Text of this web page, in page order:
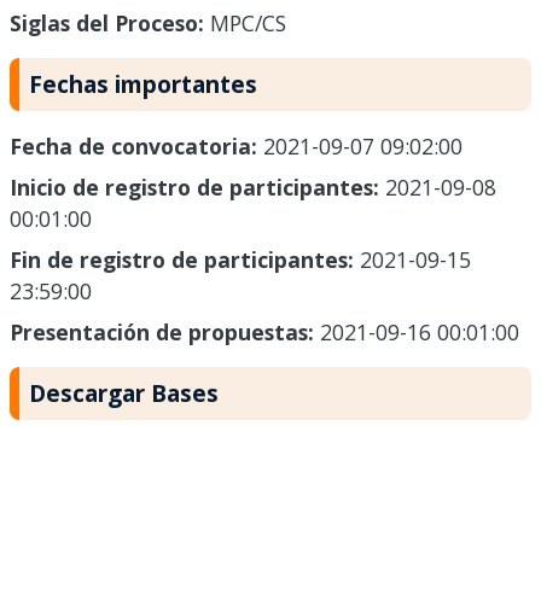
Siglas del Proceso: MPC/CS
Fechas importantes
Fecha de convocatoria: 2021-09-07 09:02:00
Inicio de registro de participantes: 2021-09-08
00:01:00
Fin de registro de participantes: 2021-09-15
23:59:00
Presentación de propuestas: 2021-09-16 00:01:00
Descargar Bases